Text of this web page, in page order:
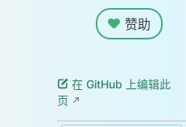
赞助
在 GitHub 上编辑此
页